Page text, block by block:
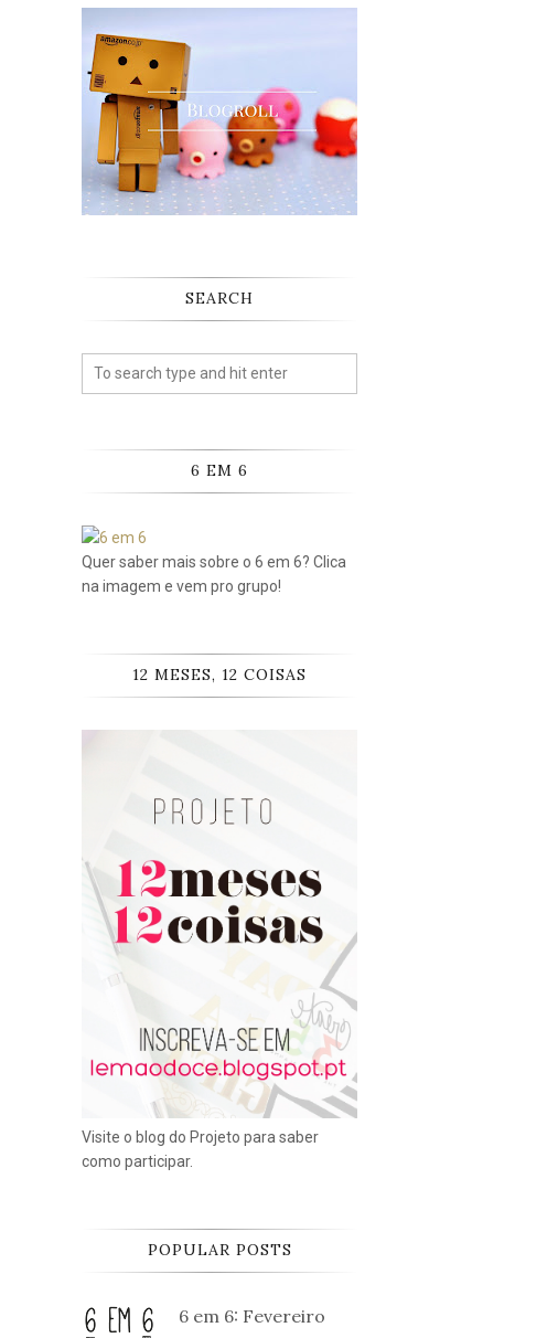
SEARCH
6 EM 6
Quer saber mais sobre o 6 em 6? Clica
na imagem e vem pro grupo!
12 MESES, 12 COISAS
Visite o blog do Projeto para saber
como participar.
POPULAR POSTS
6 em 6: Fevereiro